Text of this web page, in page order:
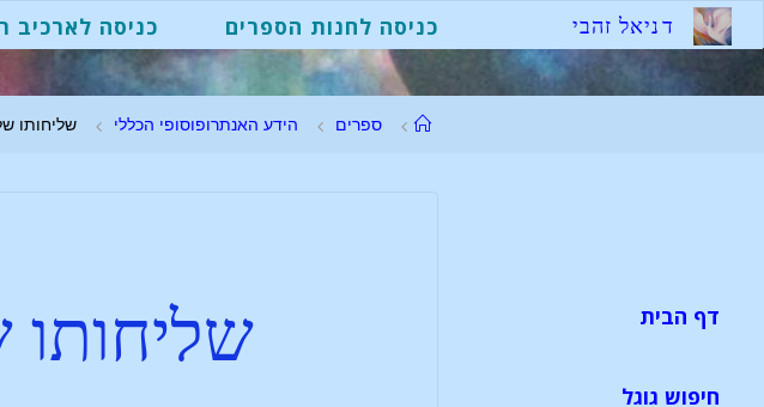
דניאל זהבי כניסה לחנות הספרים כניסה לארכיב
ספרים הידע האנתרופוסופי הכללי שליחותו
דף הבית
חיפוש גוגל